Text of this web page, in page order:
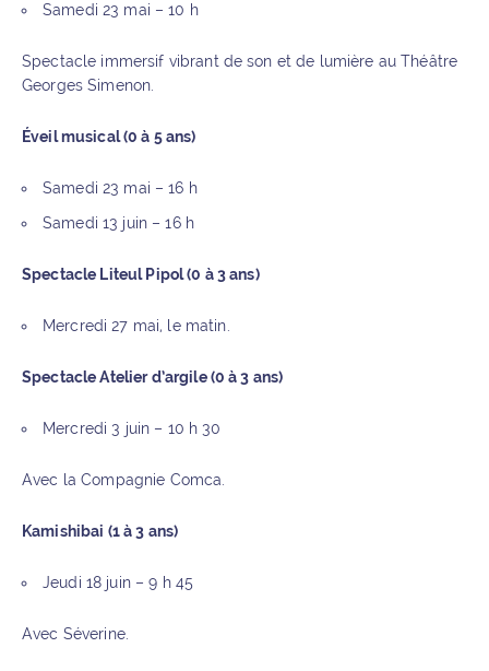
Samedi 23 mai – 10 h
Spectacle immersif vibrant de son et de lumière au Théâtre
Georges Simenon.
Éveil musical (0 à 5 ans)
Samedi 23 mai – 16 h
Samedi 13 juin – 16 h
Spectacle Liteul Pipol (0 à 3 ans)
Mercredi 27 mai, le matin.
Spectacle Atelier d’argile (0 à 3 ans)
Mercredi 3 juin – 10 h 30
Avec la Compagnie Comca.
Kamishibai (1 à 3 ans)
Jeudi 18 juin – 9 h 45
Avec Séverine.